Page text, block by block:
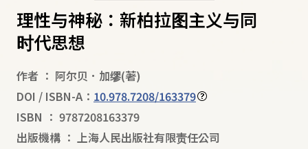
理性与神秘：新柏拉图主义与同
时代思想
作者 ： 阿尔贝．加缪(著)
DOI / ISBN-A： 10.978.7208/163379
ISBN ： 9787208163379
出版機構 ： 上海人民出版社有限责任公司